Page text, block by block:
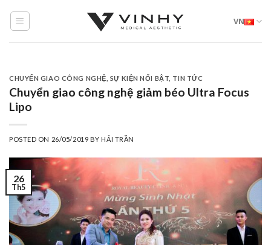
VN
CHUYỂN GIAO CÔNG NGHỆ SỰ KIỆN NỔI BẬT TIN TỨC
Chuyển giao công nghệ giảm béo Ultra Focus
Lipo
POSTED ON 26/05/2019 BYHẢI TRẦN
26
Th5